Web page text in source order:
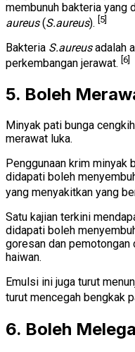
membunuh bakteria yang
aureus(S.aureus). [5]
Bakteria S.aureusadalah
perkembangan jerawat. [6]
5. Boleh
Minyak pati bunga
merawat luka.
Penggunaan krim minyak
didapati boleh
yang menyakitkan yang
Satu kajian terkini
didapati boleh
goresan dan pemotongan
haiwan.
Emulsi ini juga turut
turut mencegah bengkak
6. Boleh